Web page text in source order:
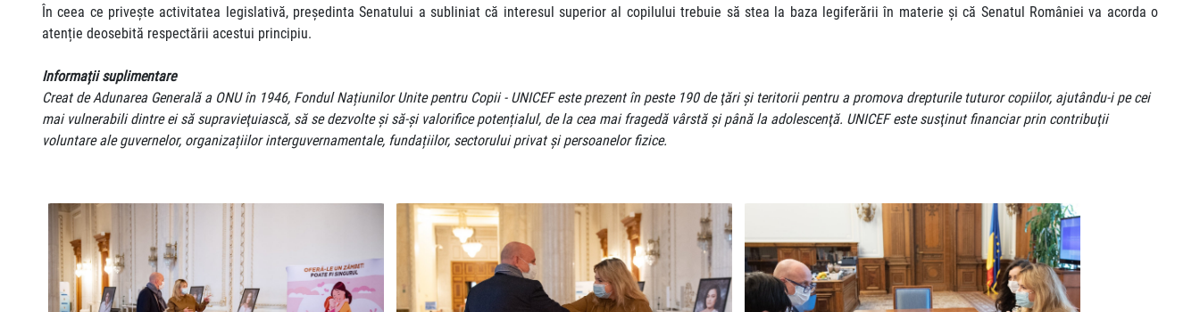
În ceea ce privește activitatea legislativă, președinta Senatului a subliniat că interesul superior al copilului trebuie să stea la baza legiferării în materie și că Senatul României va acorda o
atenție deosebită respectării acestui principiu.
Informații suplimentare
Creat de Adunarea Generală a ONU în 1946, Fondul Națiunilor Unite pentru Copii - UNICEF este prezent în peste 190 de ţări şi teritorii pentru a promova drepturile tuturor copiilor, ajutându-i pe cei
mai vulnerabili dintre ei să supravieţuiască, să se dezvolte şi să-și valorifice potențialul, de la cea mai fragedă vârstă și până la adolescenţă. UNICEF este susţinut financiar prin contribuţii
voluntare ale guvernelor, organizațiilor interguvernamentale, fundațiilor, sectorului privat și persoanelor fizice.